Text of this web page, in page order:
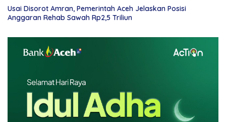
Usai Disorot Amran, Pemerintah Aceh Jelaskan Posisi
Anggaran Rehab Sawah Rp2,5 Triliun